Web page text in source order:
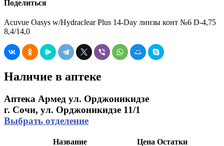
Поделиться
Acuvue Oasys w/Hydraclear Plus 14-Day линзы конт №6 D-4,75
8,4/14,0
Наличие в аптеке
Аптека Армед ул. Орджоникидзе
г. Сочи, ул. Орджоникидзе 11/1
Выбрать отделение
Название Цена Остатки